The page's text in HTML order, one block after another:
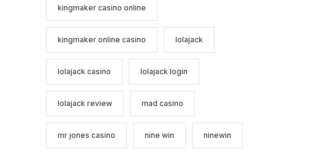
kingmaker casino online
kingmaker online casino lolajack
lolajack casino lolajack login
lolajack review mad casino
mr jones casino nine win ninewin